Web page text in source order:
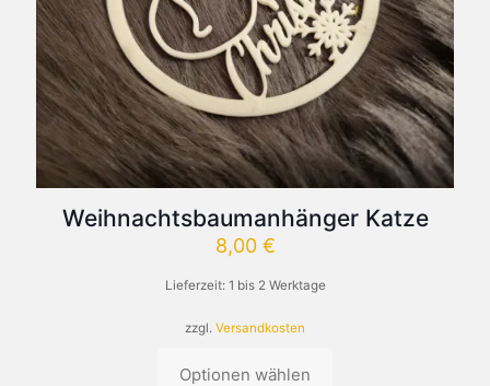
Weihnachtsbaumanhänger Katze
8,00 €
Lieferzeit: 1 bis 2 Werktage
zzgl. Versandkosten
Optionen wählen